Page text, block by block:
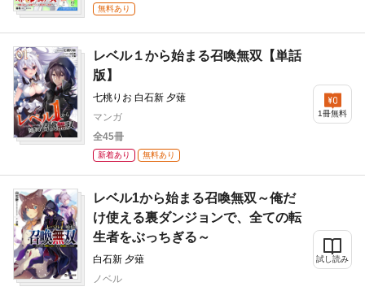
無料あり
レベル１から始まる召喚無双【単話
版】
七桃りお 白石新 夕薙
マンガ
全45冊
新着あり 無料あり
1冊無料
レベル1から始まる召喚無双～俺だ
け使える裏ダンジョンで、全ての転
生者をぶっちぎる～
白石新 夕薙
ノベル
試し読み